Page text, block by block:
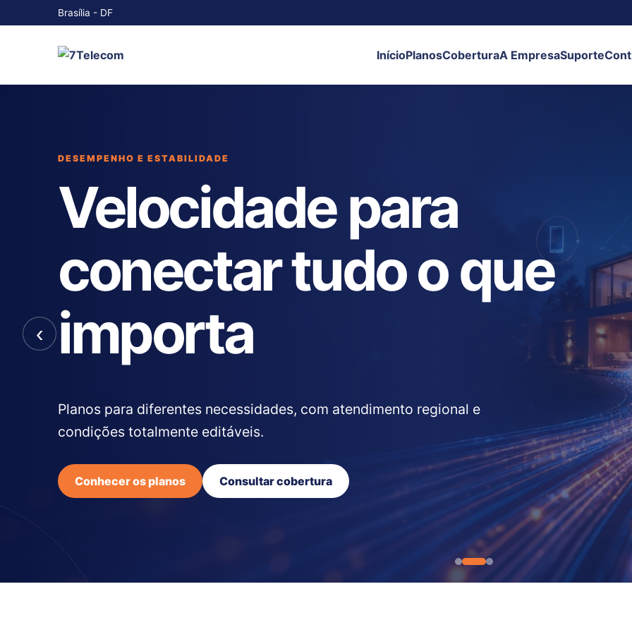
Brasília - DF
InícioPlanosCoberturaA EmpresaSuporte
DESEMPENHO E ESTABILIDADE
Velocidade para
conectar tudo o que
importa
Planos para diferentes necessidades, com atendimento regional e
condições totalmente editáveis.
Conhecer os planos Consultar cobertura
‹